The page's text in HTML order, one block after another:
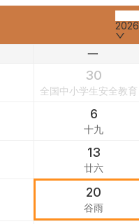
一
30
全国中小学生安全教育
6
十九
13
廿六
20
谷雨